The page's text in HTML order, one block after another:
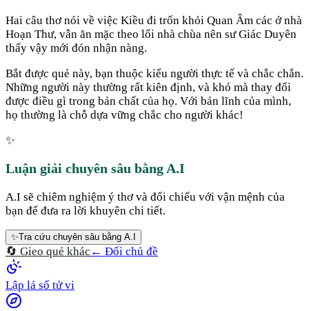
Hai câu thơ nói về việc Kiều đi trốn khỏi Quan Âm các ở nhà
Hoạn Thư, vẫn ăn mặc theo lối nhà chùa nên sư Giác Duyên
thấy vậy mới đón nhận nàng.
Bắt được quẻ này, bạn thuộc kiểu người thực tế và chắc chắn.
Những người này thường rất kiên định, và khó mà thay đổi
được điều gì trong bản chất của họ. Với bản lĩnh của mình,
họ thường là chỗ dựa vững chắc cho người khác!
✨
Luận giải chuyên sâu bằng A.I
A.I sẽ chiêm nghiệm ý thơ và đối chiếu với vận mệnh của
bạn để đưa ra lời khuyên chi tiết.
✨Tra cứu chuyên sâu bằng A.I
🔄 Gieo quẻ khác ← Đổi chủ đề
Lập lá số tử vi